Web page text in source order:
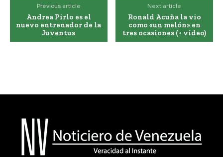
Previous article
Andrea Pirlo es el
nuevo entrenador de la
Juventus
Next article
Ronald Acuña la vio
como «un melón» en
tres ocasiones (+ vídeo)